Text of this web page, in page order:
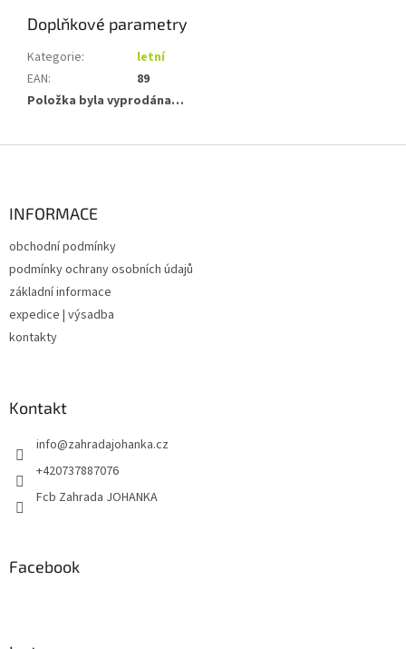
Doplňkové parametry
Kategorie:
letní
EAN:
89
Položka byla vyprodána…
INFORMACE
obchodní podmínky
podmínky ochrany osobních údajů
základní informace
expedice | výsadba
kontakty
Kontakt
info@zahradajohanka.cz
+420737887076
Fcb Zahrada JOHANKA
Facebook